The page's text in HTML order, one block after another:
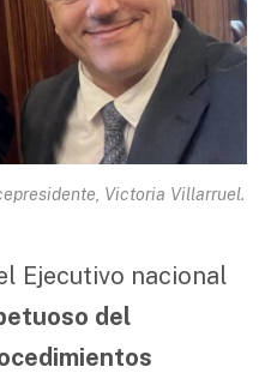
Victoria Villarruel.
Ejecutivo nacional
del